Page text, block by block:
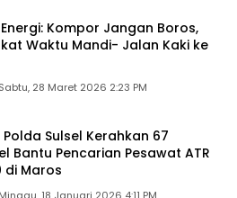
Kompor Jangan Boros,
Waktu Mandi- Jalan Kaki ke
Sabtu, 28 Maret 2026 2:23 PM
Sulsel Kerahkan 67
Bantu Pencarian Pesawat ATR
di Maros